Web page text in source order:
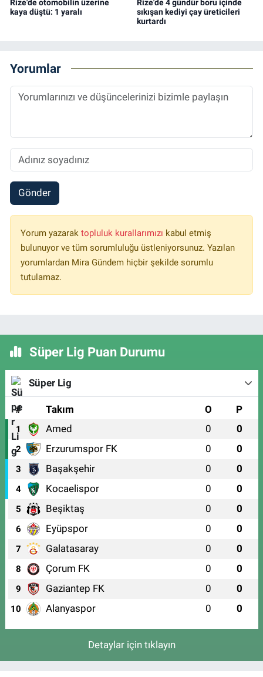
Rize'de otomobilin üzerine
kaya düştü: 1 yaralı
Rize'de 4 gündür boru içinde
sıkışan kediyi çay üreticileri
kurtardı
Yorumlar
Gönder
Yorum yazarak topluluk kurallarımızı kabul etmiş
bulunuyor ve tüm sorumluluğu üstleniyorsunuz. Yazılan
yorumlardan Mira Gündem hiçbir şekilde sorumlu
tutulamaz.
Süper Lig Puan Durumu
Süper Lig
# Takım O P
1 Amed 0 0
2 Erzurumspor FK 0 0
3 Başakşehir 0 0
4 Kocaelispor 0 0
5 Beşiktaş 0 0
6 Eyüpspor 0 0
7 Galatasaray 0 0
8 Çorum FK 0 0
9 Gaziantep FK 0 0
10 Alanyaspor 0 0
Detaylar için tıklayın